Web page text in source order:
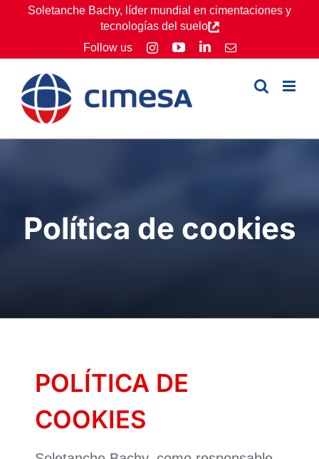
Soletanche Bachy, líder mundial en cimentaciones y
tecnologías del suelo
Follow us
InstagramYouTube
LinkedInEmail
Política de cookies
POLÍTICA DE
COOKIES